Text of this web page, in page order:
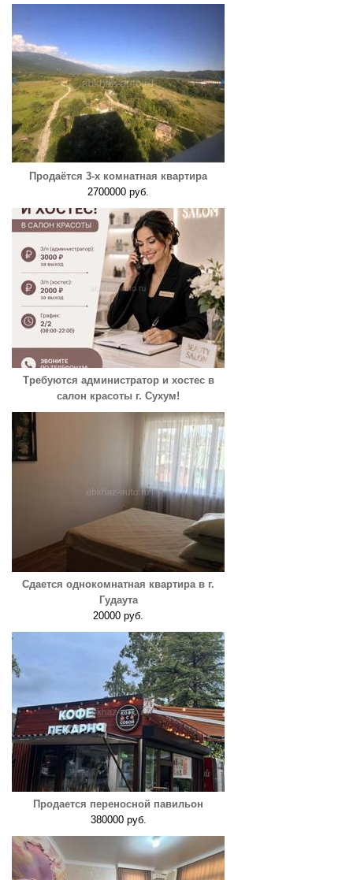
Продаётся 3-х комнатная квартира
2700000 руб.
Требуются администратор и хостес в
салон красоты г. Сухум!
Сдается однокомнатная квартира в г.
Гудаута
20000 руб.
Продается переносной павильон
380000 руб.